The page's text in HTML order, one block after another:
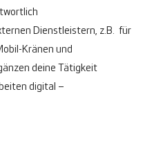
Dienstleistern, z.B. für
Kränen und
deine Tätigkeit
digital –